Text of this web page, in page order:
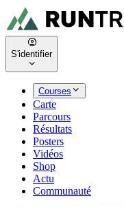
S'identifier
Courses
Carte
Parcours
Résultats
Posters
Vidéos
Shop
Actu
Communauté